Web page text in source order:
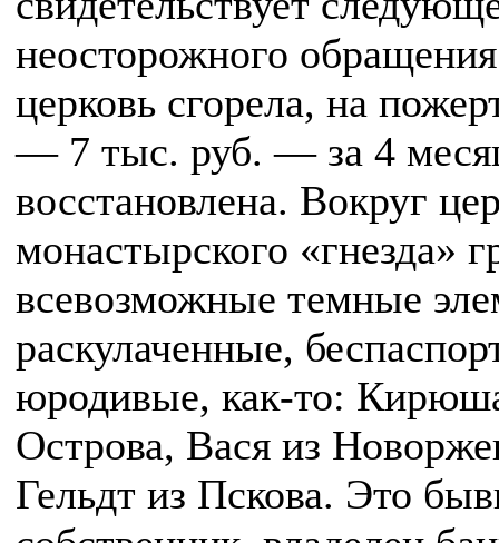
неосторожного
церковь сгорела, на
— 7 тыс. руб. — за 4
восстановлена. Вокруг
монастырского «гнезда»
всевозможные темные
раскулаченные,
юродивые, как-то:
Острова, Вася из
Гельдт из Пскова. Это